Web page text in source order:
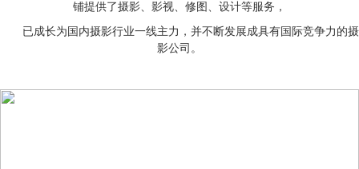
铺提供了摄影、影视、修图、设计等服务，
已成长为国内摄影行业一线主力，并不断发展成具有国际竞争力的摄
影公司。